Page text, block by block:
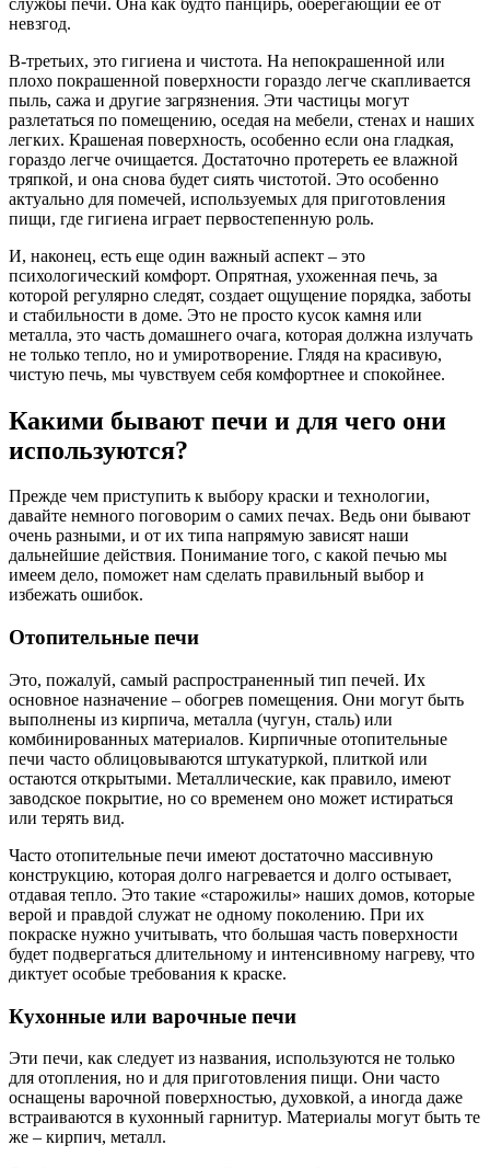
невзгод.
В-третьих, это гигиена и чистота. На непокрашенной или
плохо покрашенной поверхности гораздо легче скапливается
пыль, сажа и другие загрязнения. Эти частицы могут
разлетаться по помещению, оседая на мебели, стенах и наших
легких. Крашеная поверхность, особенно если она гладкая,
гораздо легче очищается. Достаточно протереть ее влажной
тряпкой, и она снова будет сиять чистотой. Это особенно
актуально для помечей, используемых для приготовления
пищи, где гигиена играет первостепенную роль.
И, наконец, есть еще один важный аспект – это
психологический комфорт. Опрятная, ухоженная печь, за
которой регулярно следят, создает ощущение порядка, заботы
и стабильности в доме. Это не просто кусок камня или
металла, это часть домашнего очага, которая должна излучать
не только тепло, но и умиротворение. Глядя на красивую,
чистую печь, мы чувствуем себя комфортнее и спокойнее.
Какими бывают печи и для чего они
используются?
Прежде чем приступить к выбору краски и технологии,
давайте немного поговорим о самих печах. Ведь они бывают
очень разными, и от их типа напрямую зависят наши
дальнейшие действия. Понимание того, с какой печью мы
имеем дело, поможет нам сделать правильный выбор и
избежать ошибок.
Отопительные печи
Это, пожалуй, самый распространенный тип печей. Их
основное назначение – обогрев помещения. Они могут быть
выполнены из кирпича, металла (чугун, сталь) или
комбинированных материалов. Кирпичные отопительные
печи часто облицовываются штукатуркой, плиткой или
остаются открытыми. Металлические, как правило, имеют
заводское покрытие, но со временем оно может истираться
или терять вид.
Часто отопительные печи имеют достаточно массивную
конструкцию, которая долго нагревается и долго остывает,
отдавая тепло. Это такие «старожилы» наших домов, которые
верой и правдой служат не одному поколению. При их
покраске нужно учитывать, что большая часть поверхности
будет подвергаться длительному и интенсивному нагреву, что
диктует особые требования к краске.
Кухонные или варочные печи
Эти печи, как следует из названия, используются не только
для отопления, но и для приготовления пищи. Они часто
оснащены варочной поверхностью, духовкой, а иногда даже
встраиваются в кухонный гарнитур. Материалы могут быть те
же – кирпич, металл.